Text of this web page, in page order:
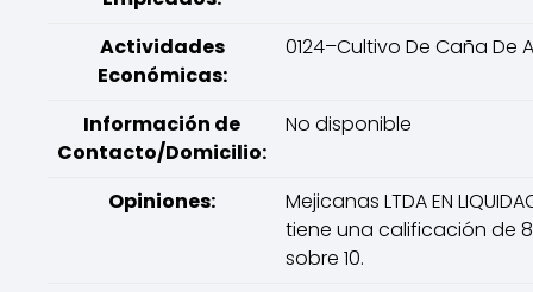
Actividades
Económicas:
0124–Cultivo De Caña De
Información de
Contacto/Domicilio:
No disponible
Opiniones:
Mejicanas LTDA EN
tiene una calificación de
sobre 10.